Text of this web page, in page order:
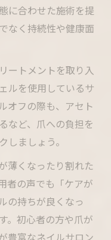
に合わせた施術を提
なく持続性や健康面
ートメントを取り入
ルを使用しているサ
オフの際も、アセト
など、爪への負担を
ましょう。
薄くなったり割れた
者の声でも「ケアが
の持ちが良くなっ
。初心者の方や爪が
豊富なネイルサロン